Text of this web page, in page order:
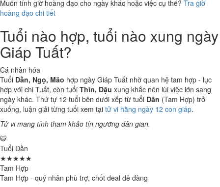
Muốn tính giờ hoàng đạo cho ngày khác hoặc việc cụ thể? Tra giờ
hoàng đạo chi tiết
Tuổi nào hợp, tuổi nào xung ngày
Giáp Tuất?
Cá nhân hóa
Tuổi Dần, Ngọ, Mão hợp ngày Giáp Tuất nhờ quan hệ tam hợp - lục
hợp với chi Tuất, còn tuổi Thìn, Dậu xung khắc nên lùi việc lớn sang
ngày khác. Thứ tự 12 tuổi bên dưới xếp từ tuổi Dần (Tam Hợp) trở
xuống, luận giải từng tuổi xem tại tử vi hằng ngày 12 con giáp.
Tử vi mang tính tham khảo tín ngưỡng dân gian.
🐯
Tuổi Dần
★★★★★
Tam Hợp
Tam Hợp - quý nhân phù trợ, chốt deal dễ dàng